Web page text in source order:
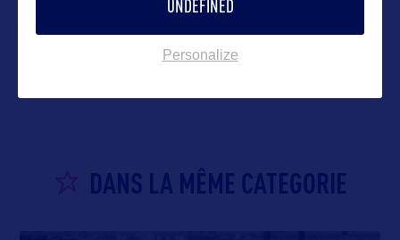
DANS LA MÊME CATEGORIE
UNDEFINED
Personalize